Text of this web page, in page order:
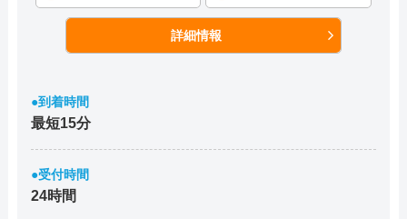
詳細情報
●到着時間
最短15分
●受付時間
24時間